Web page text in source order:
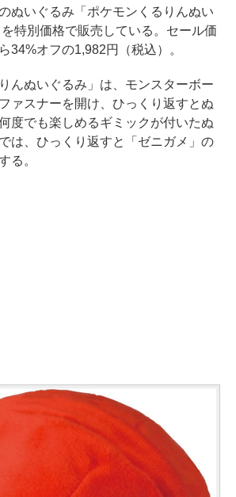
ぬいぐるみ「ポケモンくるりんぬい
特別価格で販売している。セール価
34%オフの1,982円（税込）。
んぬいぐるみ」は、モンスターボー
ァスナーを開け、ひっくり返すとぬ
度でも楽しめるギミックが付いたぬ
は、ひっくり返すと「ゼニガメ」の
る。